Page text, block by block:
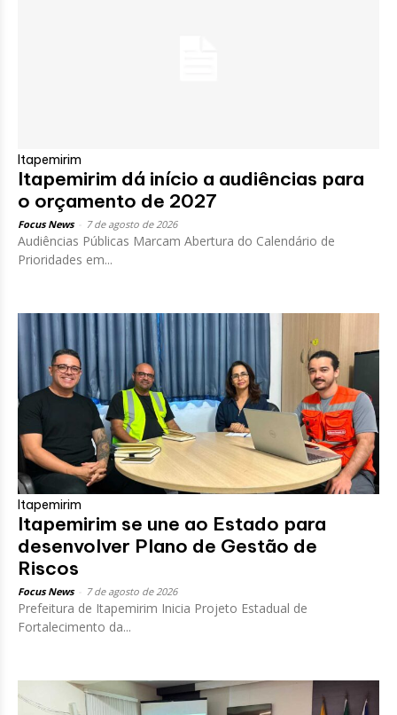
Itapemirim
Itapemirim dá início a audiências para
o orçamento de 2027
Focus News 7 de agosto de 2026
Audiências Públicas Marcam Abertura do Calendário de
Prioridades em...
Itapemirim
Itapemirim se une ao Estado para
desenvolver Plano de Gestão de
Riscos
Focus News 7 de agosto de 2026
Prefeitura de Itapemirim Inicia Projeto Estadual de
Fortalecimento da...